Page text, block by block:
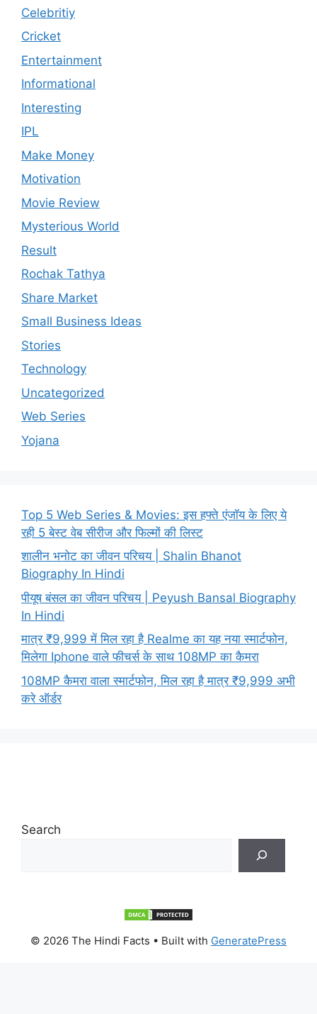
Celebritiy
Cricket
Entertainment
Informational
Interesting
IPL
Make Money
Motivation
Movie Review
Mysterious World
Result
Rochak Tathya
Share Market
Small Business Ideas
Stories
Technology
Uncategorized
Web Series
Yojana
Top 5 Web Series & Movies: इस हफ्ते एंजॉय के लिए ये
रही 5 बेस्ट वेब सीरीज और फिल्मों की लिस्ट
शालीन भनोट का जीवन परिचय | Shalin Bhanot
Biography In Hindi
पीयूष बंसल का जीवन परिचय | Peyush Bansal Biography
In Hindi
मात्र ₹9,999 में मिल रहा है Realme का यह नया स्मार्टफोन,
मिलेगा Iphone वाले फीचर्स के साथ 108MP का कैमरा
108MP कैमरा वाला स्मार्टफोन, मिल रहा है मात्र ₹9,999 अभी
करे ऑर्डर
Search
© 2026 The Hindi Facts • Built with GeneratePress